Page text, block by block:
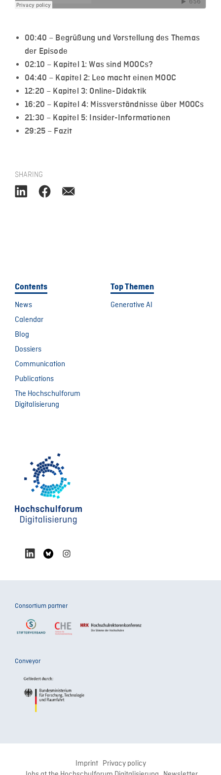
00:40 – Begrüßung und Vorstellung des Themas
der Episode
02:10 – Kapitel 1: Was sind MOOCs?
04:40 – Kapitel 2: Leo macht einen MOOC
12:20 – Kapitel 3: Online-Didaktik
16:20 – Kapitel 4: Missverständnisse über MOOCs
21:30 – Kapitel 5: Insider-Informationen
29:25 – Fazit
SHARING
Contents
News
Calendar
Blog
Dossiers
Communication
Publications
The Hochschulforum
Digitalisierung
Top Themen
Generative AI
Consortium partner
Conveyor
Imprint Privacy policy